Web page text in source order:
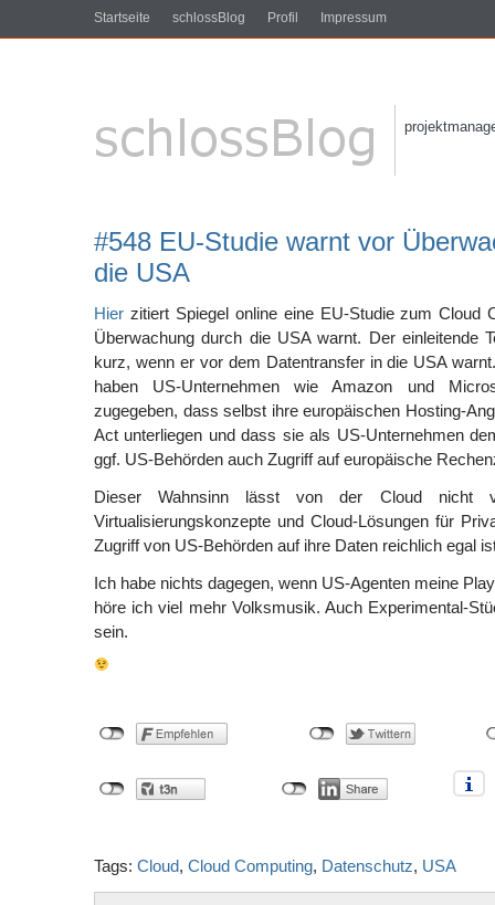
Startseite schlossBlog Profil Impressum
#548 EU-Studie warnt vor
die USA
Hier zitiert Spiegel online eine EU-Studie zum Cloud
Überwachung durch die USA warnt. Der einleitende
kurz, wenn er vor dem Datentransfer in die USA
haben US-Unternehmen wie Amazon und
zugegeben, dass selbst ihre europäischen Hosting-
Act unterliegen und dass sie als US-Unternehmen
ggf. US-Behörden auch Zugriff auf europäische
Dieser Wahnsinn lässt von der Cloud nicht
Virtualisierungskonzepte und Cloud-Lösungen für
Zugriff von US-Behörden auf ihre Daten reichlich egal
Ich habe nichts dagegen, wenn US-Agenten meine
höre ich viel mehr Volksmusik. Auch Experimental-
sein.
Tags: Cloud, Cloud Computing, Datenschutz, USA